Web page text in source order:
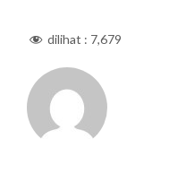
dilihat : 7,679